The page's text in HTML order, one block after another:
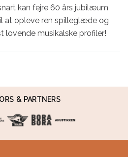
kan fejre 60 års jubilæum
at opleve ren spilleglæde og
lovende musikalske profiler!
& PARTNERS